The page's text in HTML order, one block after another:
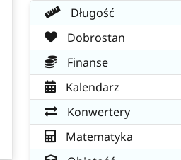
Długość
Dobrostan
Finanse
Kalendarz
Konwertery
Matematyka